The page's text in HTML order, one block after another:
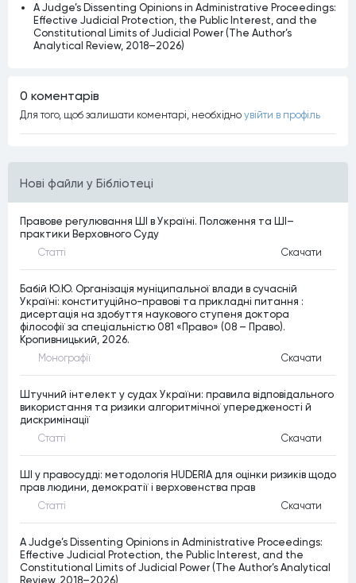
Нові файли у Бібліотеці
Правове регулювання ШІ в Україні. Положення та ШІ–
практики Верховного Суду
Статтi Скачати
Бабій Ю.Ю. Організація муніципальної влади в сучасній
Україні: конституційно-правові та прикладні питання :
дисертація на здобуття наукового ступеня доктора
філософії за спеціальністю 081 «Право» (08 – Право).
Кропивницький, 2026.
Монографiї Скачати
Штучний інтелект у судах України: правила відповідального
використання та ризики алгоритмічної упередженості й
дискримінації
Статтi Скачати
ШІ у правосудді: методологія HUDERIA для оцінки ризиків щодо
прав людини, демократії і верховенства прав
Статтi Скачати
A Judge’s Dissenting Opinions in Administrative Proceedings:
Effective Judicial Protection, the Public Interest, and the
Constitutional Limits of Judicial Power (The Author’s Analytical
Review, 2018–2026)
A Judge’s Dissenting Opinions in Administrative Proceedings:
Effective Judicial Protection, the Public Interest, and the
Constitutional Limits of Judicial Power (The Author’s
Analytical Review, 2018–2026)
0 коментарiв
Для того, щоб залишати коментарi, необхiдно увiйти в профiль